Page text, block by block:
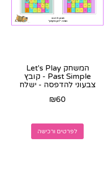
המשחק Let's Play
Past Simple - קובץ
צבעוני להדפסה - ישלח
₪60
לפרטים ורכישה